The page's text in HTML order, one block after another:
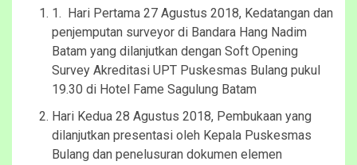
1. Hari Pertama 27 Agustus 2018, Kedatangan dan
penjemputan surveyor di Bandara Hang Nadim
Batam yang dilanjutkan dengan Soft Opening
Survey Akreditasi UPT Puskesmas Bulang pukul
19.30 di Hotel Fame Sagulung Batam
Hari Kedua 28 Agustus 2018, Pembukaan yang
dilanjutkan presentasi oleh Kepala Puskesmas
Bulang dan penelusuran dokumen elemen